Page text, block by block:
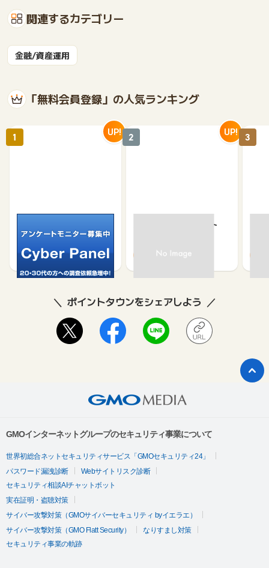
関連するカテゴリー
金融/資産運用
「無料会員登録」の人気ランキング
500 750
1 UP!
京急プレミアポイント
370 650
2 UP! 3
ポイントタウンをシェアしよう
GMOインターネットグループのセキュリティ事業について
世界初総合ネットセキュリティサービス「GMOセキュリティ24」
パスワード漏洩診断
Webサイトリスク診断
セキュリティ相談AIチャットボット
実在証明・盗聴対策
サイバー攻撃対策（GMOサイバーセキュリティ byイエラエ）
サイバー攻撃対策（GMO Flatt Security）
なりすまし対策
セキュリティ事業の軌跡